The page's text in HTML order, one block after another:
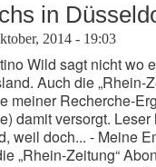
in
2014 - 19:03
Wild sagt nicht wo
Auch die „Rhein-
meiner Recherche-
damit versorgt.
weil doch... - Meine
„Rhein-Zeitung“